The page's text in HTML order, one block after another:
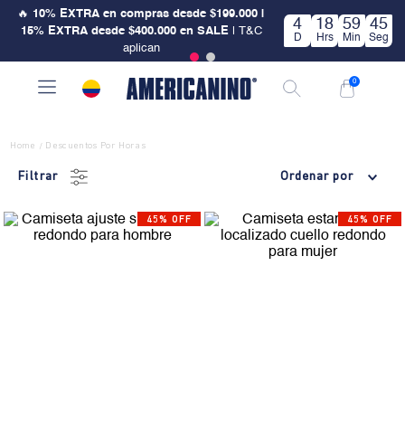
🔥 10% EXTRA en compras desde $199.000 |
15% EXTRA desde $400.000 en SALE| T&C
aplican
4
D
18
Hrs
59
Min
45
Seg
0
Home / Descuentos Por Horas
Filtrar Ordenar por
45% OFF 45% OFF